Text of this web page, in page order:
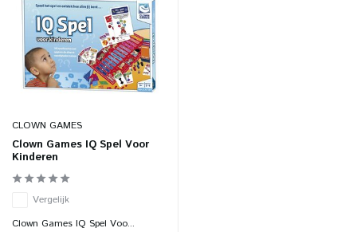
CLOWN GAMES
Clown Games IQ Spel Voor
Kinderen
Vergelijk
Clown Games IQ Spel Voo...